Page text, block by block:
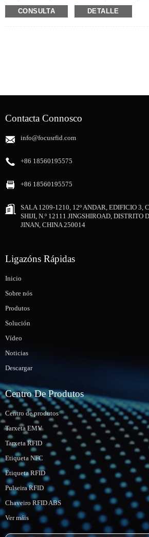
permanente
cores que non se destiñen mesmo despois de
CONSULTA DETALLE
Contacta Connosco
info@focusrfid.com
+86 18560195575
+86 18560195575
SALA 1209-1210, 12º ANDAR, EDIFICIO 3,
SHIJI, N.º 12111 JINGSHIROAD, DISTRITO
JINAN, CHINA 250014
Ligazóns Rápidas
Inicio
Sobre nós
Produtos
Solución
Vídeo
Noticias
Descargar
Centro De Produtos
Centro de produtos
Tarxeta EMV
Tarxeta RFID
Etiqueta NFC
Etiqueta RFID
Pulseira RFID
Chaveiro RFID ABS
Ver máis